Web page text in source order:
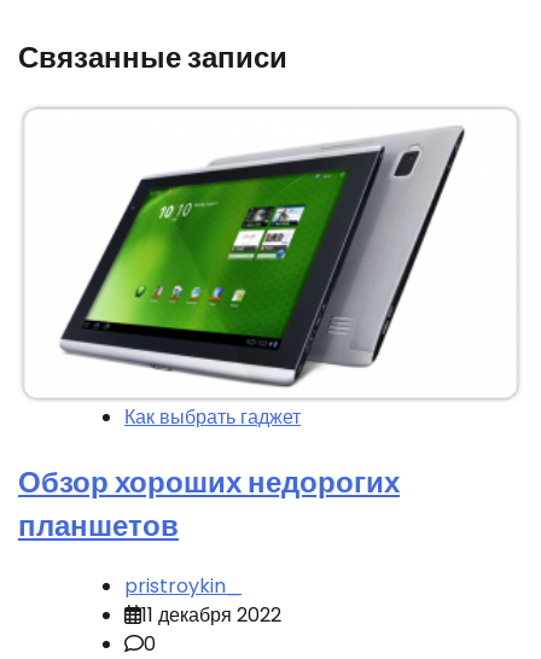
Связанные записи
Как выбрать гаджет
Обзор хороших недорогих
планшетов
pristroykin_
11 декабря 2022
0